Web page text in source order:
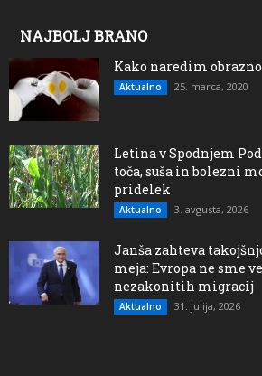
NAJBOLJ BRANO
Kako naredim
Aktualno 25. marca, 2020
Letina v Spodnjem
toča, suša in bolezni
pridelek
Aktualno 3. avgusta, 2026
Janša zahteva
meja: Evropa ne sme
nezakonitih migracij
Aktualno 31. julija, 2026